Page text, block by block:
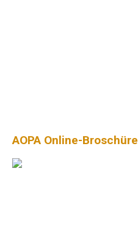
AOPA Online-Broschüre